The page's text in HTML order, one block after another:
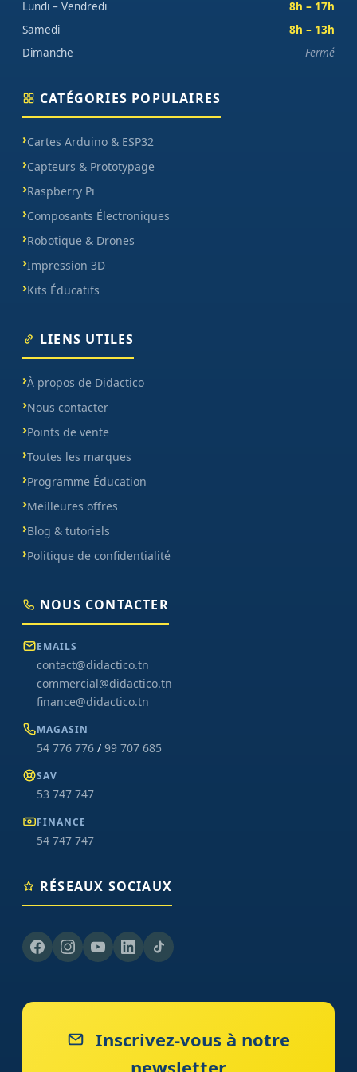
Lundi – Vendredi
8h – 17h
Samedi
8h – 13h
Dimanche
Fermé
CATÉGORIES POPULAIRES
Cartes Arduino & ESP32
Capteurs & Prototypage
Raspberry Pi
Composants Électroniques
Robotique & Drones
Impression 3D
Kits Éducatifs
LIENS UTILES
À propos de Didactico
Nous contacter
Points de vente
Toutes les marques
Programme Éducation
Meilleures offres
Blog & tutoriels
Politique de confidentialité
NOUS CONTACTER
EMAILS
contact@didactico.tn
commercial@didactico.tn
finance@didactico.tn
MAGASIN
54 776 776 / 99 707 685
SAV
53 747 747
FINANCE
54 747 747
RÉSEAUX SOCIAUX
Inscrivez-vous à notre
newsletter